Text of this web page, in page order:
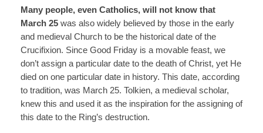
Many people, even Catholics, will not know that
March 25was also widely believed by those in the early
and medieval Church to be the historical date of the
Crucifixion. Since Good Friday is a movable feast, we
don’t assign a particular date to the death of Christ, yet He
died on one particular date in history. This date, according
to tradition, was March 25. Tolkien, a medieval scholar,
knew this and used it as the inspiration for the assigning of
this date to the Ring’s destruction.